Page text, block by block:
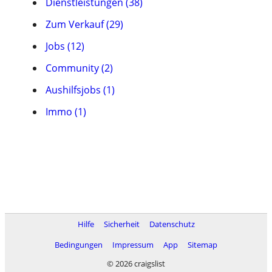
Zum Verkauf (29)
Jobs (12)
Community (2)
Aushilfsjobs (1)
Immo (1)
Hilfe Sicherheit
Datenschutz
Bedingungen
Impressum App
Sitemap
© 2026 craigslist